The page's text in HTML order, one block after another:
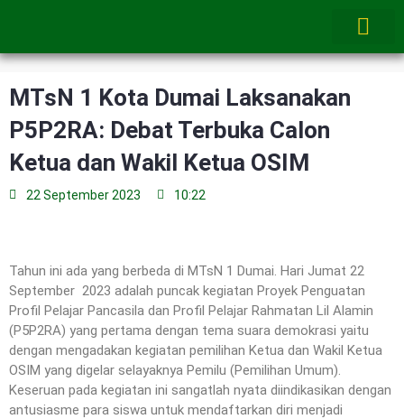
MTsN 1 Kota Dumai Laksanakan
P5P2RA: Debat Terbuka Calon
Ketua dan Wakil Ketua OSIM
22 September 2023 10:22
Tahun ini ada yang berbeda di MTsN 1 Dumai. Hari Jumat 22
September 2023 adalah puncak kegiatan Proyek Penguatan
Profil Pelajar Pancasila dan Profil Pelajar Rahmatan Lil Alamin
(P5P2RA) yang pertama dengan tema suara demokrasi yaitu
dengan mengadakan kegiatan pemilihan Ketua dan Wakil Ketua
OSIM yang digelar selayaknya Pemilu (Pemilihan Umum).
Keseruan pada kegiatan ini sangatlah nyata diindikasikan dengan
antusiasme para siswa untuk mendaftarkan diri menjadi